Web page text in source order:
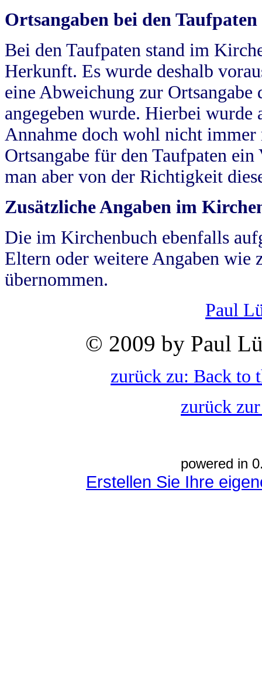
Ortsangaben bei den Taufpaten
Bei den Taufpaten stand im
Herkunft. Es wurde deshalb
eine Abweichung zur
angegeben wurde. Hierbei wurde
Annahme doch wohl nicht
Ortsangabe für den Taufpaten
man aber von der Richtigkeit
Zusätzliche Angaben im
Die im Kirchenbuch ebenfalls
Eltern oder weitere Angaben wie
übernommen.
Paul
© 2009 by Paul
zurück zu: Back to
zurück
powered in
Erstellen Sie Ihre